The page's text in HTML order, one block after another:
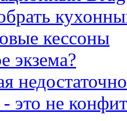
кессоны
экзема?
это не